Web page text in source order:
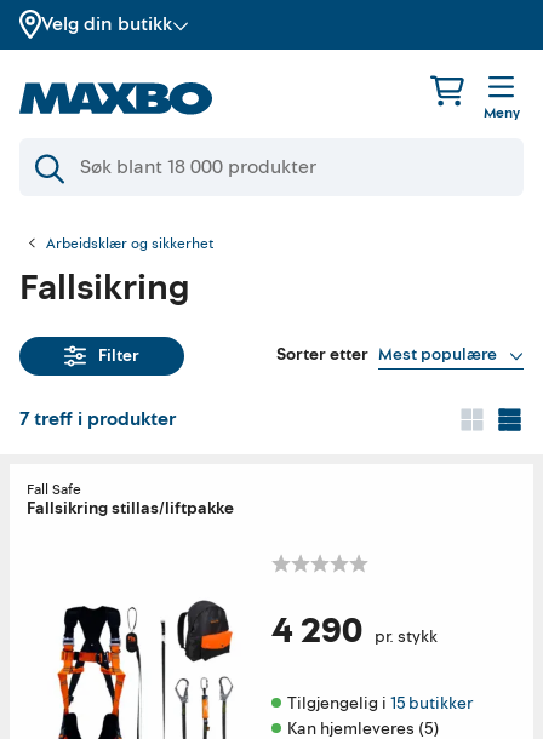
Velg din butikk
Meny
Arbeidsklær og sikkerhet
Fallsikring
Filter Sorter etter Mest populære
7treff i produkter
Fall Safe
Fallsikring stillas/liftpakke
4 290 pr. stykk
Tilgjengelig i 15 butikker
Kan hjemleveres (5)